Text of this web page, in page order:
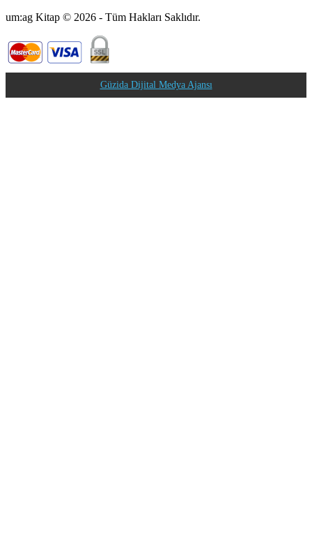
um:ag Kitap © 2026 - Tüm Hakları Saklıdır.
Güzida Dijital Medya Ajansı